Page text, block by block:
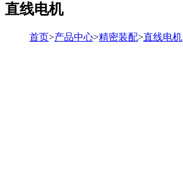
直线电机
首页>产品中心>精密装配>直线电机